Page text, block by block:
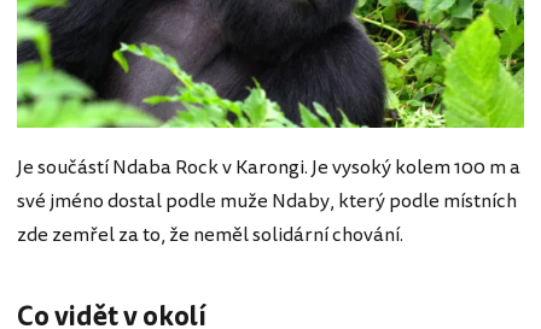
Je součástí Ndaba Rock v Karongi. Je vysoký kolem 100 m a
své jméno dostal podle muže Ndaby, který podle místních
zde zemřel za to, že neměl solidární chování.
Co vidět v okolí